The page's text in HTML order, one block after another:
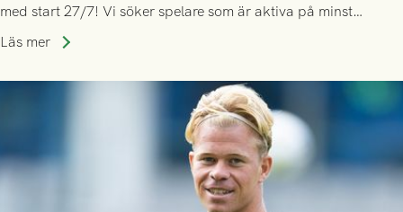
med start 27/7! Vi söker spelare som är aktiva på minst
division 3-nivå.
Läs mer